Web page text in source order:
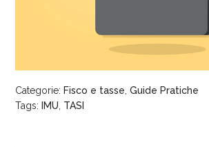
Categorie:Fisco e tasse ,Guide Pratiche
Tags:IMU TASI